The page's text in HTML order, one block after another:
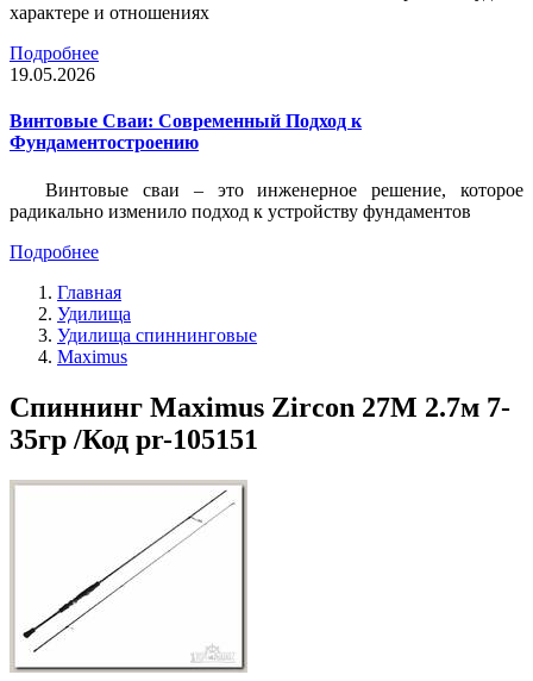
характере и отношениях
Подробнее
19.05.2026
Винтовые Сваи: Современный Подход к
Фундаментостроению
Винтовые сваи – это инженерное решение, которое
радикально изменило подход к устройству фундаментов
Подробнее
Главная
Удилища
Удилища спиннинговые
Maximus
Спиннинг Maximus Zircon 27M 2.7м 7-
35гр /Код pr-105151